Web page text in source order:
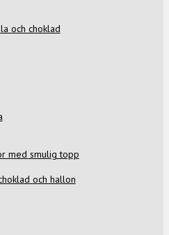
och choklad
med smulig topp
och hallon